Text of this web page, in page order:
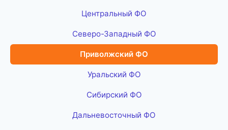
Центральный ФО
Северо-Западный ФО
Приволжский ФО
Уральский ФО
Сибирский ФО
Дальневосточный ФО